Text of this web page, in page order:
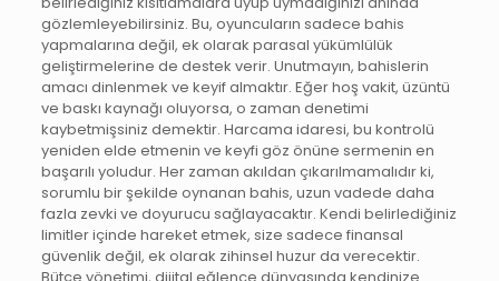
gözlemleyebilirsiniz. Bu, oyuncuların sadece bahis
yapmalarına değil, ek olarak parasal yükümlülük
geliştirmelerine de destek verir. Unutmayın, bahislerin
amacı dinlenmek ve keyif almaktır. Eğer hoş vakit, üzüntü
ve baskı kaynağı oluyorsa, o zaman denetimi
kaybetmişsiniz demektir. Harcama idaresi, bu kontrolü
yeniden elde etmenin ve keyfi göz önüne sermenin en
başarılı yoludur. Her zaman akıldan çıkarılmamalıdır ki,
sorumlu bir şekilde oynanan bahis, uzun vadede daha
fazla zevki ve doyurucu sağlayacaktır. Kendi belirlediğiniz
limitler içinde hareket etmek, size sadece finansal
güvenlik değil, ek olarak zihinsel huzur da verecektir.